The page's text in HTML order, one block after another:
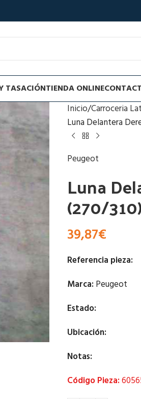
TASACIÓNTIENDA ONLINE
Inicio Carroceria
Luna Delantera
Peugeot
Luna
(270/
39,87€
Referencia pieza:
Marca: Peugeot
Estado:
Ubicación:
Notas:
Código Pieza: